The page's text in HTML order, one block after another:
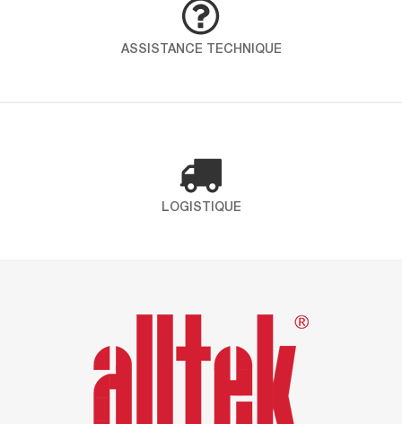
démarche globale pour intégrer qualité, santé,
sécurité et environnement dans toutes les
opérations. En choississant ICP – Alltek, vous
ASSISTANCE TECHNIQUE
LOGISTIQUE